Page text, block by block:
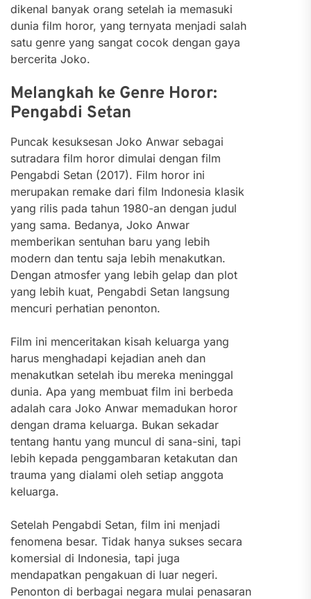
dikenal banyak orang setelah ia memasuki
dunia film horor, yang ternyata menjadi salah
satu genre yang sangat cocok dengan gaya
bercerita Joko.
Melangkah ke Genre Horor:
Pengabdi Setan
Puncak kesuksesan Joko Anwar sebagai
sutradara film horor dimulai dengan film
Pengabdi Setan (2017). Film horor ini
merupakan remake dari film Indonesia klasik
yang rilis pada tahun 1980-an dengan judul
yang sama. Bedanya, Joko Anwar
memberikan sentuhan baru yang lebih
modern dan tentu saja lebih menakutkan.
Dengan atmosfer yang lebih gelap dan plot
yang lebih kuat, Pengabdi Setan langsung
mencuri perhatian penonton.
Film ini menceritakan kisah keluarga yang
harus menghadapi kejadian aneh dan
menakutkan setelah ibu mereka meninggal
dunia. Apa yang membuat film ini berbeda
adalah cara Joko Anwar memadukan horor
dengan drama keluarga. Bukan sekadar
tentang hantu yang muncul di sana-sini, tapi
lebih kepada penggambaran ketakutan dan
trauma yang dialami oleh setiap anggota
keluarga.
Setelah Pengabdi Setan, film ini menjadi
fenomena besar. Tidak hanya sukses secara
komersial di Indonesia, tapi juga
mendapatkan pengakuan di luar negeri.
Penonton di berbagai negara mulai penasaran